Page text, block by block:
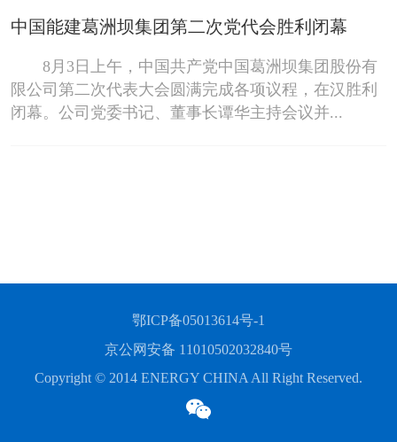
中国能建葛洲坝集团第二次党代会胜利闭幕
8月3日上午，中国共产党中国葛洲坝集团股份有
限公司第二次代表大会圆满完成各项议程，在汉胜利
闭幕。公司党委书记、董事长谭华主持会议并...
鄂ICP备05013614号-1
京公网安备 11010502032840号
Copyright © 2014 ENERGY CHINA All Right Reserved.